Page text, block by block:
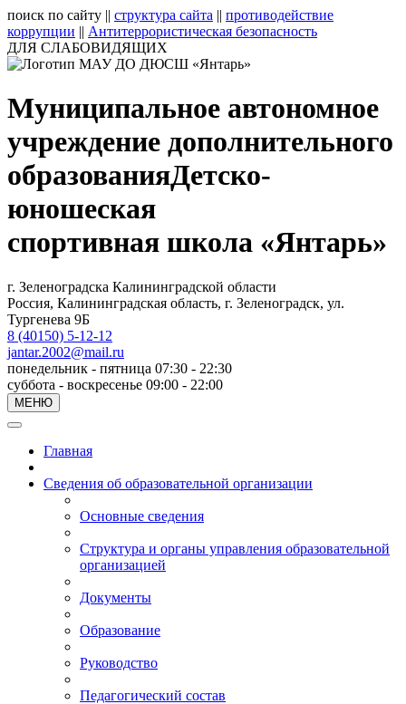
поиск по сайту || структура сайта || противодействие
коррупции || Антитеррористическая безопасность
ДЛЯ СЛАБОВИДЯЩИХ
Муниципальное автономное
учреждение дополнительного
образованияДетско-
юношеская
спортивная школа «Янтарь»
г. Зеленоградска Калининградской области
Россия, Калининградская область, г. Зеленоградск, ул.
Тургенева 9Б
8 (40150) 5-12-12
jantar.2002@mail.ru
понедельник - пятница 07:30 - 22:30
суббота - воскресенье 09:00 - 22:00
МЕНЮ
Главная
Сведения об образовательной организации
Основные сведения
Структура и органы управления образовательной
организацией
Документы
Образование
Руководство
Педагогический состав